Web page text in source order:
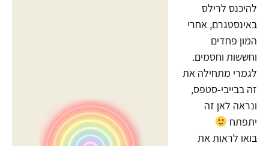
להיכנס לרילס
באינסטגרם, אחרי
המון פחדים
וחששות וחסמים.
לגמרי מתחילה את
זה בבייבי-סטפס,
ונראה לאן זה
יתפתח
בואו לראות את